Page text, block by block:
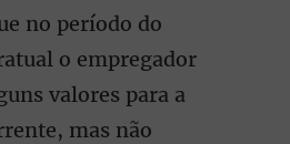
no período do
o empregador
valores para a
mas não